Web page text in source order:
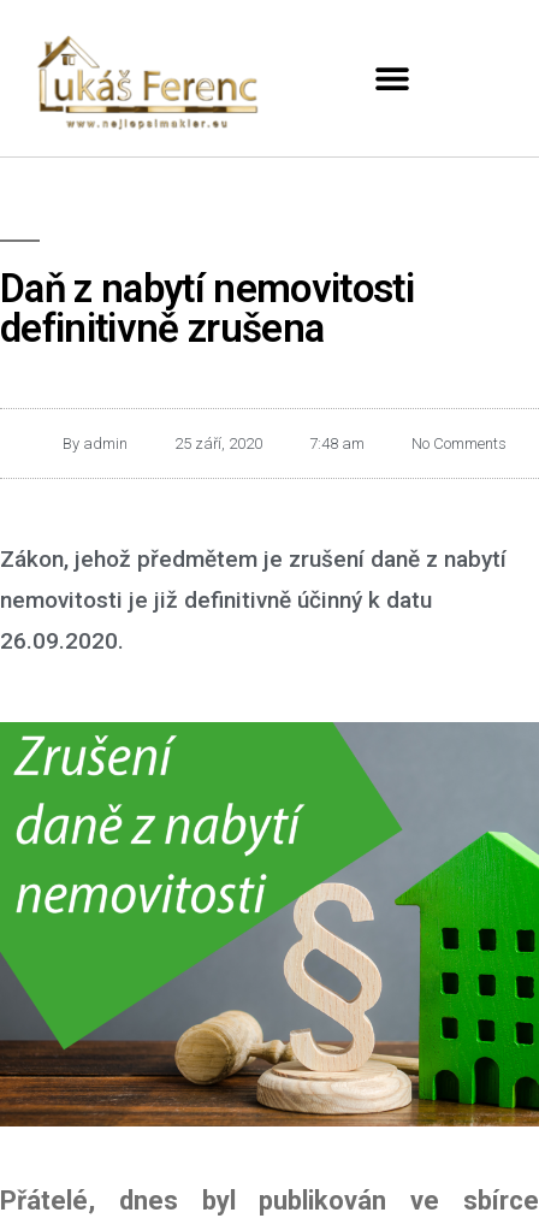
Daň z nabytí nemovitosti
definitivně zrušena
Byadmin 25 září, 2020 7:48 am No Comments
Zákon, jehož předmětem je zrušení daně z nabytí
nemovitosti je již definitivně účinný k datu
26.09.2020.
Přátelé, dnes byl publikován ve sbírce